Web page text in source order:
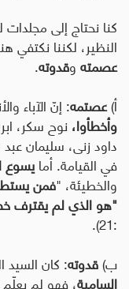
كنا نحتاج إلى
النظير، لكننا نكتفي
عصمتهوقدوته.
أ)عصتمه: إنّ الآباء
وأخطأوا، نوح سكر،
داود زنى، سليمان
في القيامة. أمايسوع
والخطيئة، "فمن
"هو الذي لم يقترف
:21).
ب)قدوته: كان السيد
السامية